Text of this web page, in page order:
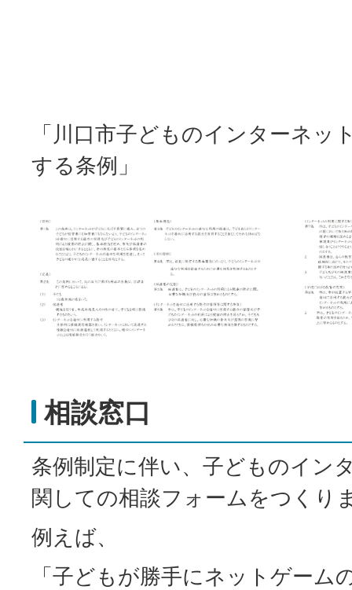
「川口市子どものインターネッ
する条例」
相談窓口
条例制定に伴い、子どものイン
関しての相談フォームをつくり
例えば、
「子どもが勝手にネットゲーム